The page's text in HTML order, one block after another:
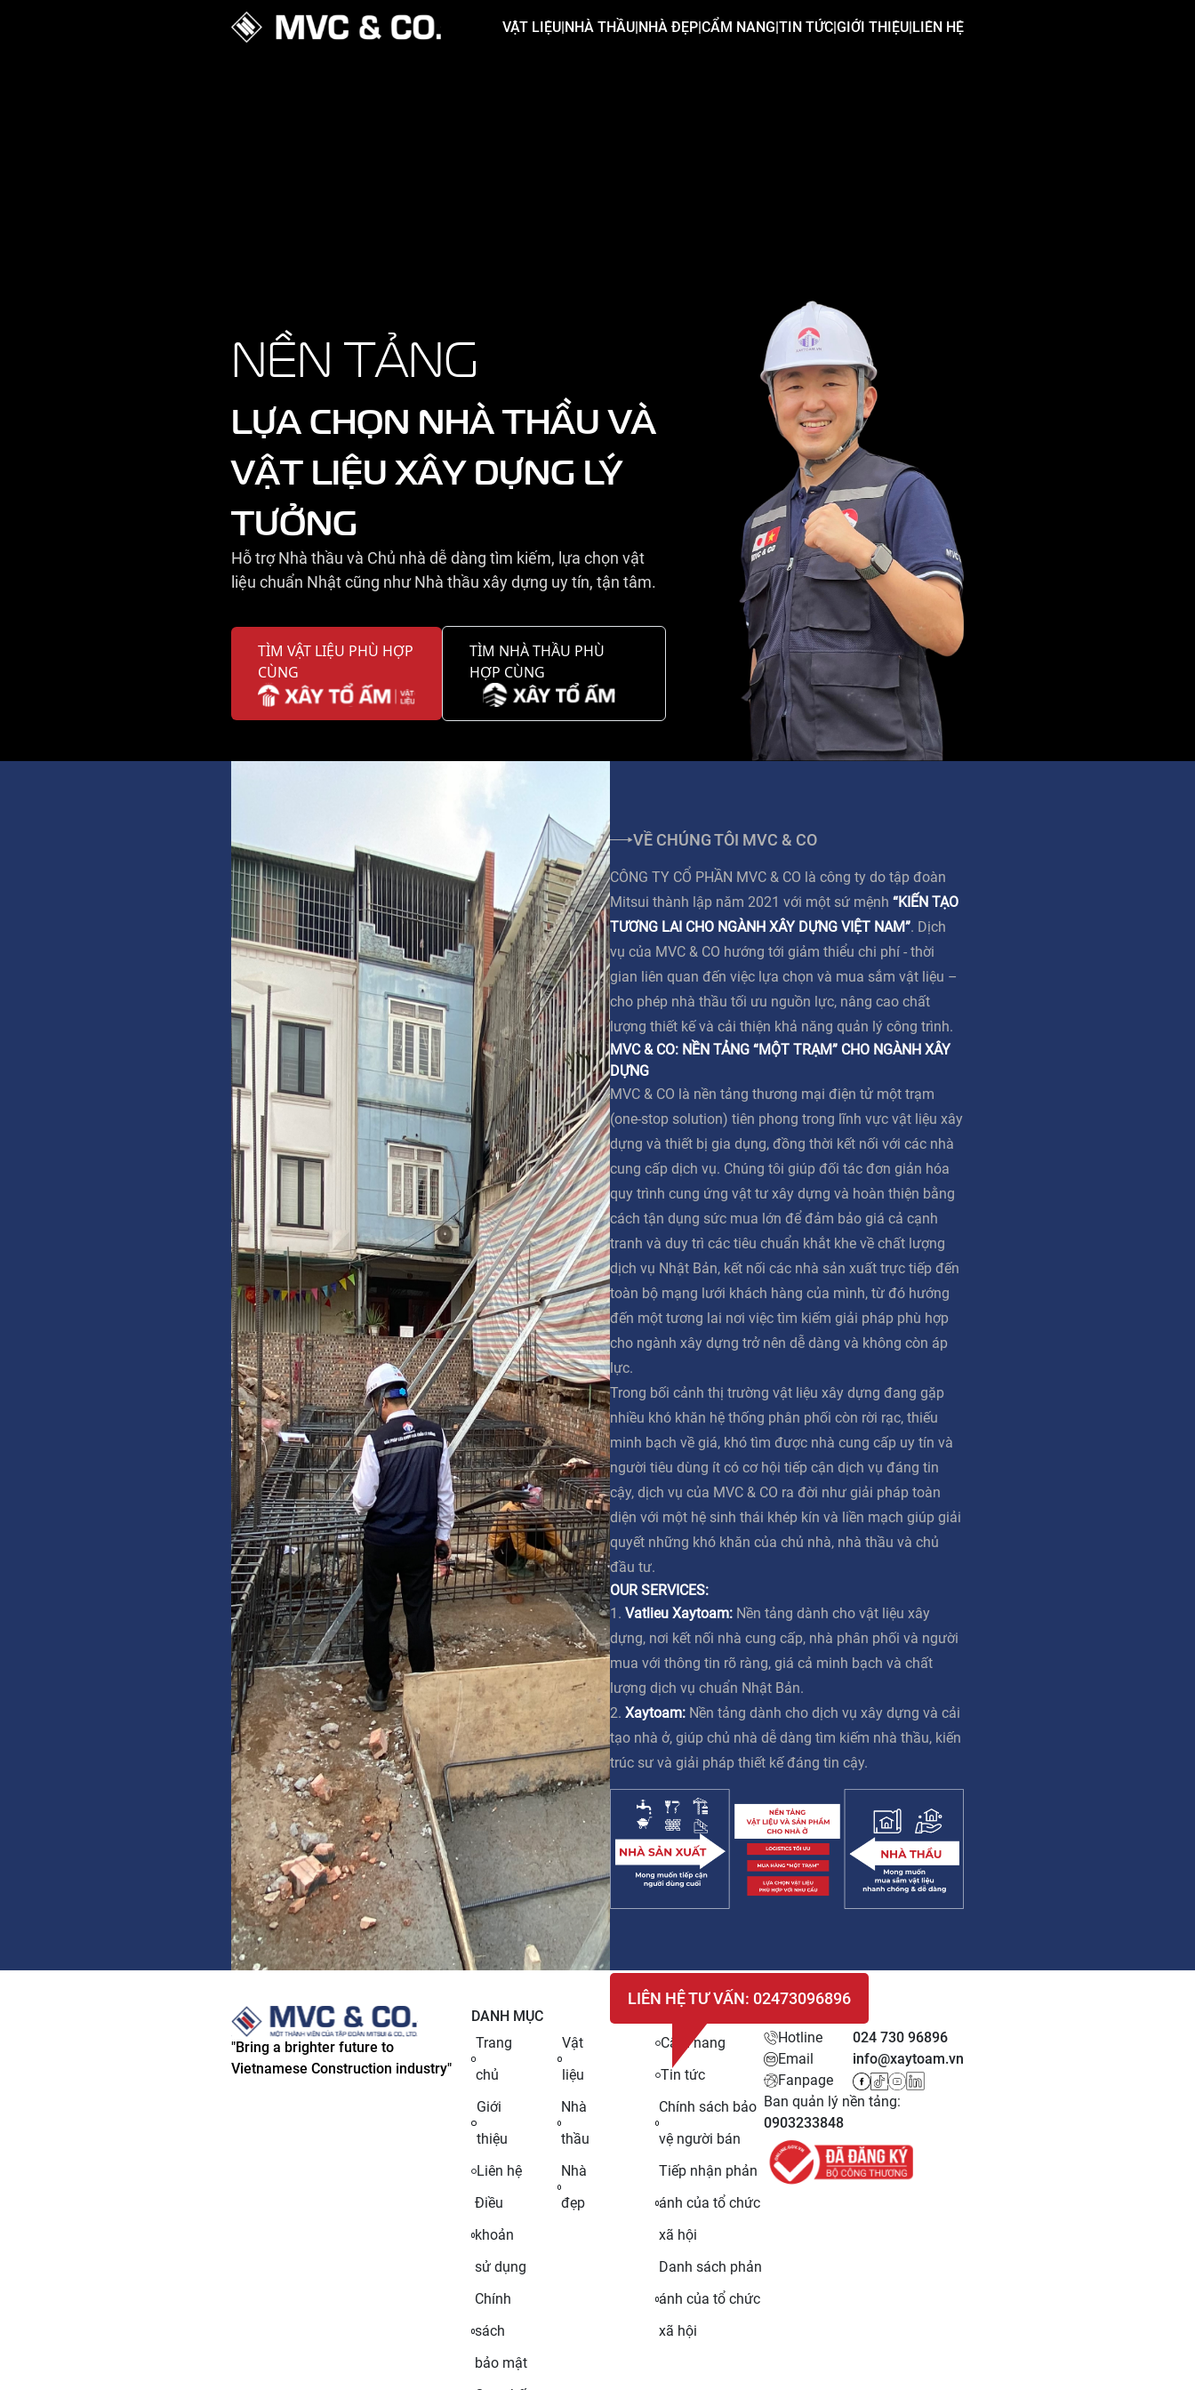
VẬT LIỆU|NHÀ THẦU|NHÀ ĐẸP|CẨM NANG|TIN TỨC|GIỚI THIỆU|LIÊN HỆ
NỀN TẢNG
LỰA CHỌN NHÀ THẦU VÀ
VẬT LIỆU XÂY DỰNG LÝ
TƯỞNG
Hỗ trợ Nhà thầu và Chủ nhà dễ dàng tìm kiếm, lựa chọn vật
liệu chuẩn Nhật cũng như Nhà thầu xây dựng uy tín, tận tâm.
TÌM VẬT LIỆU PHÙ HỢP
CÙNG
TÌM NHÀ THẦU PHÙ
HỢP CÙNG
VỀ CHÚNG TÔI MVC & CO
CÔNG TY CỔ PHẦN MVC & CO là công ty do tập đoàn
Mitsui thành lập năm 2021 với một sứ mệnh “KIẾN TẠO
TƯƠNG LAI CHO NGÀNH XÂY DỰNG VIỆT NAM”. Dịch
vụ của MVC & CO hướng tới giảm thiểu chi phí - thời
gian liên quan đến việc lựa chọn và mua sắm vật liệu –
cho phép nhà thầu tối ưu nguồn lực, nâng cao chất
lượng thiết kế và cải thiện khả năng quản lý công trình.
MVC & CO: NỀN TẢNG “MỘT TRẠM” CHO NGÀNH XÂY
DỰNG
MVC & CO là nền tảng thương mại điện tử một trạm
(one-stop solution) tiên phong trong lĩnh vực vật liệu xây
dựng và thiết bị gia dụng, đồng thời kết nối với các nhà
cung cấp dịch vụ. Chúng tôi giúp đối tác đơn giản hóa
quy trình cung ứng vật tư xây dựng và hoàn thiện bằng
cách tận dụng sức mua lớn để đảm bảo giá cả cạnh
tranh và duy trì các tiêu chuẩn khắt khe về chất lượng
dịch vụ Nhật Bản, kết nối các nhà sản xuất trực tiếp đến
toàn bộ mạng lưới khách hàng của mình, từ đó hướng
đến một tương lai nơi việc tìm kiếm giải pháp phù hợp
cho ngành xây dựng trở nên dễ dàng và không còn áp
lực.
Trong bối cảnh thị trường vật liệu xây dựng đang gặp
nhiều khó khăn hệ thống phân phối còn rời rạc, thiếu
minh bạch về giá, khó tìm được nhà cung cấp uy tín và
người tiêu dùng ít có cơ hội tiếp cận dịch vụ đáng tin
cậy, dịch vụ của MVC & CO ra đời như giải pháp toàn
diện với một hệ sinh thái khép kín và liền mạch giúp giải
quyết những khó khăn của chủ nhà, nhà thầu và chủ
đầu tư.
OUR SERVICES:
1. Vatlieu Xaytoam: Nền tảng dành cho vật liệu xây
dựng, nơi kết nối nhà cung cấp, nhà phân phối và người
mua với thông tin rõ ràng, giá cả minh bạch và chất
lượng dịch vụ chuẩn Nhật Bản.
2. Xaytoam: Nền tảng dành cho dịch vụ xây dựng và cải
tạo nhà ở, giúp chủ nhà dễ dàng tìm kiếm nhà thầu, kiến
trúc sư và giải pháp thiết kế đáng tin cậy.
LIÊN HỆ TƯ VẤN: 02473096896
"Bring a brighter future to
Vietnamese Construction industry"
DANH MỤC
Trang
chủ
Giới
thiệu
Liên hệ
Điều
khoản
sử dụng
Chính
sách
bảo mật
Vật
liệu
Nhà
thầu
Nhà
đẹp
Cẩm nang
Tin tức
Chính sách bảo
vệ người bán
Tiếp nhận phản
ánh của tổ chức
xã hội
Danh sách phản
ánh của tổ chức
xã hội
Hotline
024 730 96896
Email
info@xaytoam.vn
Fanpage
Ban quản lý nền tảng:
0903233848